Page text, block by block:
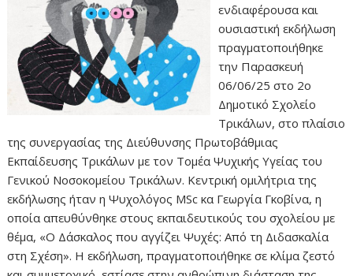
ενδιαφέρουσα και
ουσιαστική εκδήλωση
πραγματοποιήθηκε
την Παρασκευή
06/06/25 στο 2ο
Δημοτικό Σχολείο
Τρικάλων, στο πλαίσιο
της συνεργασίας της Διεύθυνσης Πρωτοβάθμιας
Εκπαίδευσης Τρικάλων με τον Τομέα Ψυχικής Υγείας του
Γενικού Νοσοκομείου Τρικάλων. Κεντρική ομιλήτρια της
εκδήλωσης ήταν η Ψυχολόγος MSc κα Γεωργία Γκοβίνα, η
οποία απευθύνθηκε στους εκπαιδευτικούς του σχολείου με
θέμα, «Ο Δάσκαλος που αγγίζει Ψυχές: Από τη Διδασκαλία
στη Σχέση». Η εκδήλωση, πραγματοποιήθηκε σε κλίμα ζεστό